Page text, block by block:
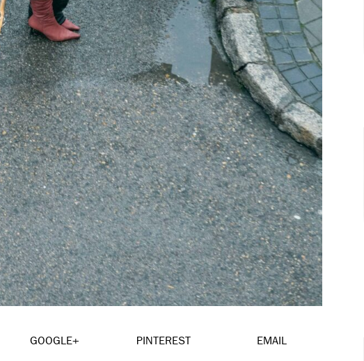
GOOGLE+ PINTEREST EMAIL